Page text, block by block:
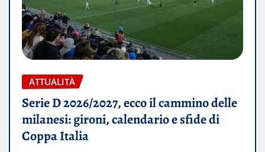
ATTUALITÀ
Serie D 2026/2027, ecco il cammino delle
milanesi: gironi, calendario e sfide di
Coppa Italia